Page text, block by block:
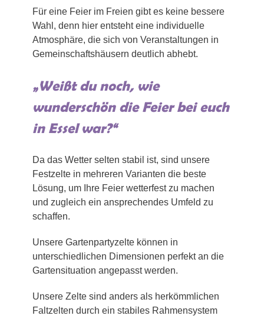
Für eine Feier im Freien gibt es keine bessere
Wahl, denn hier entsteht eine individuelle
Atmosphäre, die sich von Veranstaltungen in
Gemeinschaftshäusern deutlich abhebt.
„Weißt du noch, wie
wunderschön die Feier bei euch
in Essel war?“
Da das Wetter selten stabil ist, sind unsere
Festzelte in mehreren Varianten die beste
Lösung, um Ihre Feier wetterfest zu machen
und zugleich ein ansprechendes Umfeld zu
schaffen.
Unsere Gartenpartyzelte können in
unterschiedlichen Dimensionen perfekt an die
Gartensituation angepasst werden.
Unsere Zelte sind anders als herkömmlichen
Faltzelten durch ein stabiles Rahmensystem